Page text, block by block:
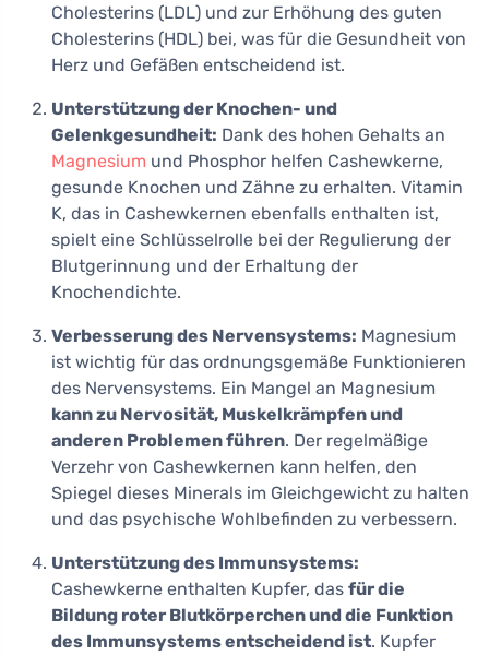
Cholesterins (LDL) und zur Erhöhung des guten
Cholesterins (HDL) bei, was für die Gesundheit von
Herz und Gefäßen entscheidend ist.
Unterstützung der Knochen- und
Gelenkgesundheit: Dank des hohen Gehalts an
Magnesium und Phosphor helfen Cashewkerne,
gesunde Knochen und Zähne zu erhalten. Vitamin
K, das in Cashewkernen ebenfalls enthalten ist,
spielt eine Schlüsselrolle bei der Regulierung der
Blutgerinnung und der Erhaltung der
Knochendichte.
Verbesserung des Nervensystems: Magnesium
ist wichtig für das ordnungsgemäße Funktionieren
des Nervensystems. Ein Mangel an Magnesium
kann zu Nervosität, Muskelkrämpfen und
anderen Problemen führen. Der regelmäßige
Verzehr von Cashewkernen kann helfen, den
Spiegel dieses Minerals im Gleichgewicht zu halten
und das psychische Wohlbefinden zu verbessern.
Unterstützung des Immunsystems:
Cashewkerne enthalten Kupfer, das für die
Bildung roter Blutkörperchen und die Funktion
des Immunsystems entscheidend ist. Kupfer